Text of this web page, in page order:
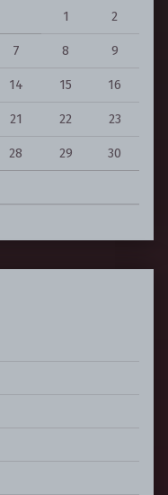
1 2
7 8 9
14 15 16
21 22 23
28 29 30